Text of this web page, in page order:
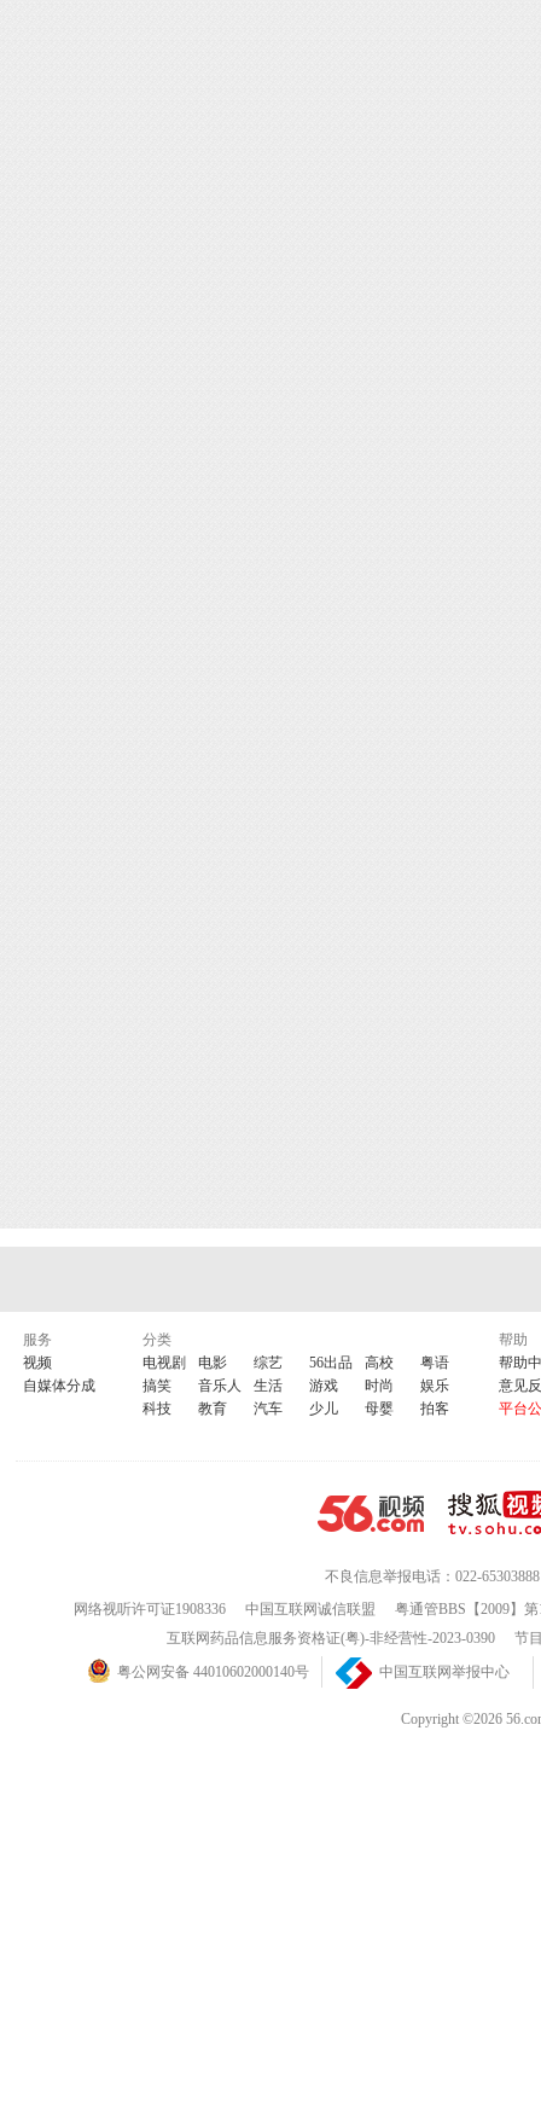
服务
视频
自媒体分成
分类
电视剧
电影 综艺 56出品 高校
粤语
搞笑
音乐人 生活 游戏 时尚
娱乐
科技
教育 汽车 少儿 母婴 拍客
帮助
帮助
意见
平台
不良信息举报电话：022-65303888
网络视听许可证1908336
中国互联网诚信联盟
粤通管BBS【2009】
互联网药品信息服务资格证(粤)-非经营性-2023-0390
节
粤公网安备 44010602000140号
中国互联网举报中心
Copyright ©2026